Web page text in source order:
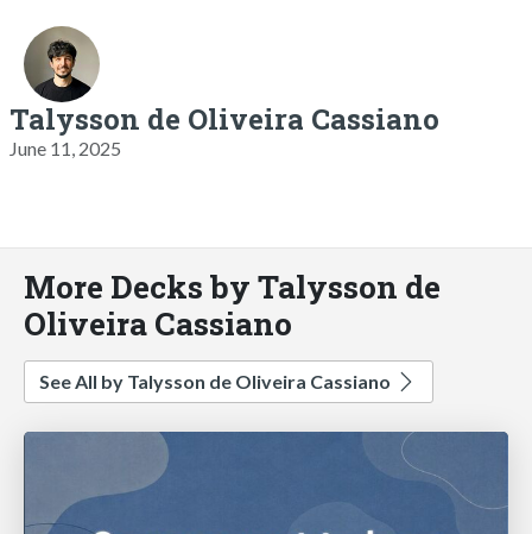
Talysson de Oliveira Cassiano
June 11, 2025
More Decks by Talysson de
Oliveira Cassiano
See All by Talysson de Oliveira Cassiano